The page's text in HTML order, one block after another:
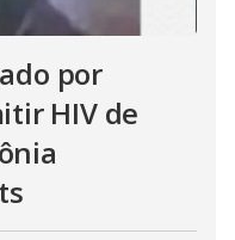
por
HIV de